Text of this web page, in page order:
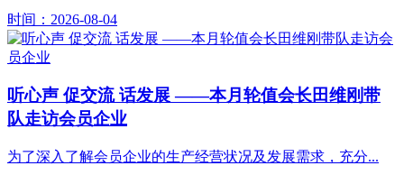
时间：2026-08-04
听心声 促交流 话发展 ——本月轮值会长田维刚带
队走访会员企业
为了深入了解会员企业的生产经营状况及发展需求，充分...